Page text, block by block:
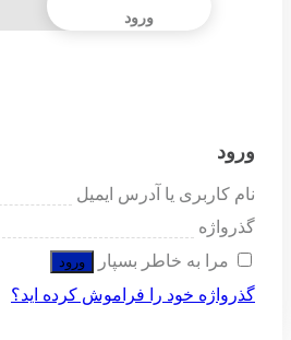
ورود
ورود
نام کاربری یا آدرس ایمیل
گذرواژه
مرا به خاطر بسپار
ورود
گذرواژه خود را فراموش کرده اید؟